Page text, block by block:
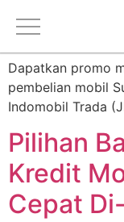
Tag:
Dapatkan promo
pembelian mobil
Indomobil Trada
Pilihan
Kredit
Cepat